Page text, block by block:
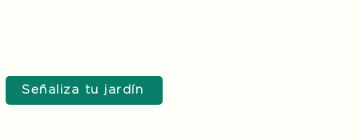
Señaliza tu jardín